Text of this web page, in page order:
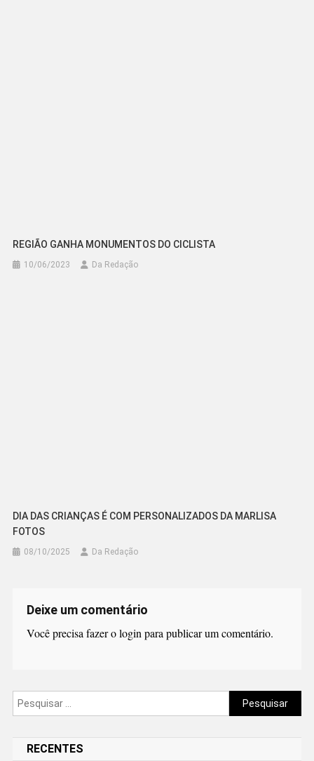
REGIÃO GANHA MONUMENTOS DO CICLISTA
10/06/2023 Da Redação
DIA DAS CRIANÇAS É COM PERSONALIZADOS DA MARLISA
FOTOS
08/10/2025 Da Redação
Deixe um comentário
Você precisa fazer ologinpara publicar um comentário.
Pesquisar
por:
RECENTES